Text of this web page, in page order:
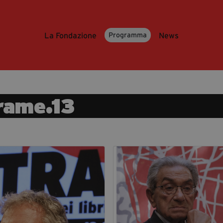
La Fondazione Programma News